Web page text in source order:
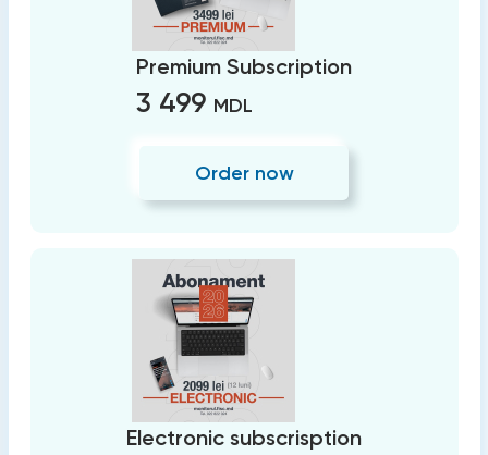
Premium Subscription
3 499 MDL
Order now
Electronic subscrisption